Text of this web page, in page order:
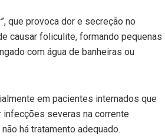
que provoca dor e secreção no
causar foliculite, formando pequenas
com água de banheiras ou
em pacientes internados que
severas na corrente
há tratamento adequado.